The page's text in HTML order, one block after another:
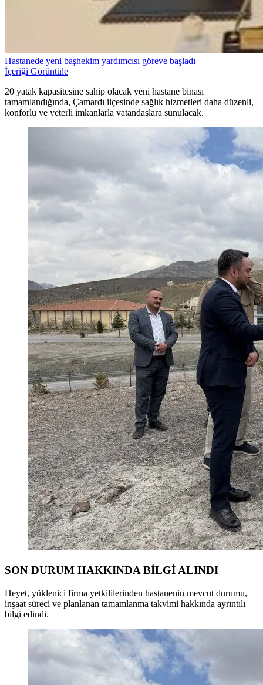
Hastanede yeni başhekim yardımcısı göreve başladı
İçeriği Görüntüle
20 yatak kapasitesine sahip olacak yeni hastane binası
tamamlandığında, Çamardı ilçesinde sağlık hizmetleri daha düzenli,
konforlu ve yeterli imkanlarla vatandaşlara sunulacak.
SON DURUM HAKKINDA BİLGİ ALINDI
Heyet, yüklenici firma yetkililerinden hastanenin mevcut durumu,
inşaat süreci ve planlanan tamamlanma takvimi hakkında ayrıntılı
bilgi edindi.